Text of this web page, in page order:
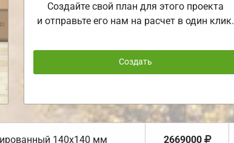
Создайте свой план для этого проекта
и отправьте его нам на расчет в один клик.
Создать
140х140 мм 2669000